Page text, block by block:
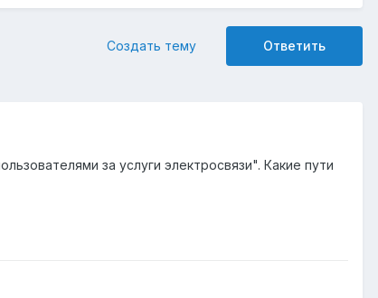
Ответить
Создать тему
за услуги электросвязи". Какие пути